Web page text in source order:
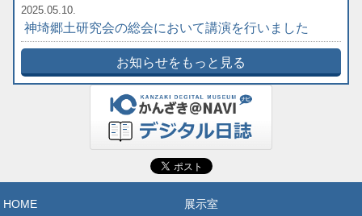
2025.05.10.
神埼郷土研究会の総会において講演を行いました
お知らせをもっと見る
HOME 展示室